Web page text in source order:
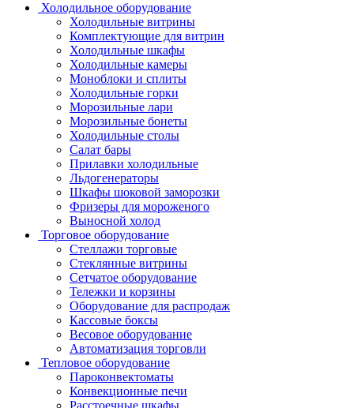
Холодильное оборудование
Холодильные витрины
Комплектующие для витрин
Холодильные шкафы
Холодильные камеры
Моноблоки и сплиты
Холодильные горки
Морозильные лари
Морозильные бонеты
Холодильные столы
Салат бары
Прилавки холодильные
Льдогенераторы
Шкафы шоковой заморозки
Фризеры для мороженого
Выносной холод
Торговое оборудование
Стеллажи торговые
Стеклянные витрины
Сетчатое оборудование
Тележки и корзины
Оборудование для распродаж
Кассовые боксы
Весовое оборудование
Автоматизация торговли
Тепловое оборудование
Пароконвектоматы
Конвекционные печи
Расстоечные шкафы